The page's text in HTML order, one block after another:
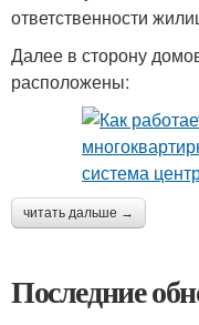
ответственности
Далее в сторону
расположены:
читать дальше →
Последние